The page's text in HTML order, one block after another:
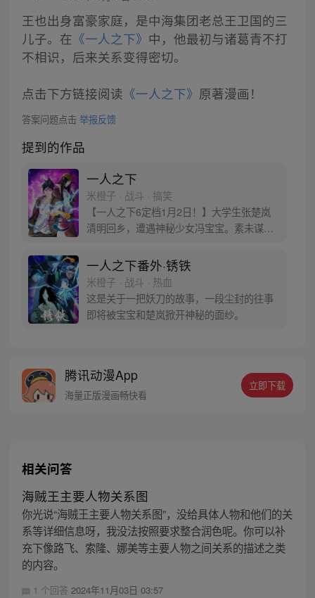
王也出身富豪家庭，是中海集团老总王卫国的三
儿子。在 《一人之下》 中，他最初与诸葛青不打
不相识，后来关系变得密切。
点击下方链接阅读 《一人之下》 原著漫画！
答案问题点击 举报反馈
提到的作品
一人之下
米橙子 · 战斗 · 搞笑
【一人之下6定档1月2日！】大学生张楚岚
清明回乡，遭遇神秘少女冯宝宝。素未谋面
自己打工的快递公司。为了帮冯宝宝寻找她
的身世，也为了查清自己与爷爷身上的秘
密，张楚岚的生活被彻底颠覆，与冯宝宝一
同踏上“异人”之旅。
一人之下番外·锈铁
米橙子 · 战斗 · 热血
这是关于一把妖刀的故事，一段尘封的往事
即将被宝宝和楚岚掀开神秘的面纱。
腾讯动漫App
海量正版漫画畅快看
立即下载
相关问答
海贼王主要人物关系图
你光说“海贼王主要人物关系图”，没给具体人物和他们的关
系等详细信息呀，我没法按照要求整合润色呢。你可以补
充下像路飞、索隆、娜美等主要人物之间关系的描述之类
的内容。
1 个回答 2024年11月03日 03:57